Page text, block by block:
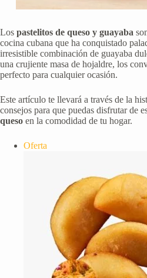
Los pastelitos de queso y guayaba
cocina cubana que ha conquistado
irresistible combinación de guayaba
una crujiente masa de hojaldre, los
perfecto para cualquier ocasión.
Este artículo te llevará a través de la
consejos para que puedas disfrutar de
queso en la comodidad de tu hogar.
Oferta